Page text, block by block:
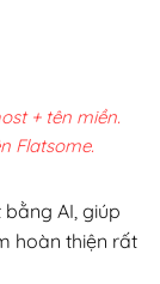
+ tên miền.
Flatsome.
AI, giúp
hoàn thiện rất